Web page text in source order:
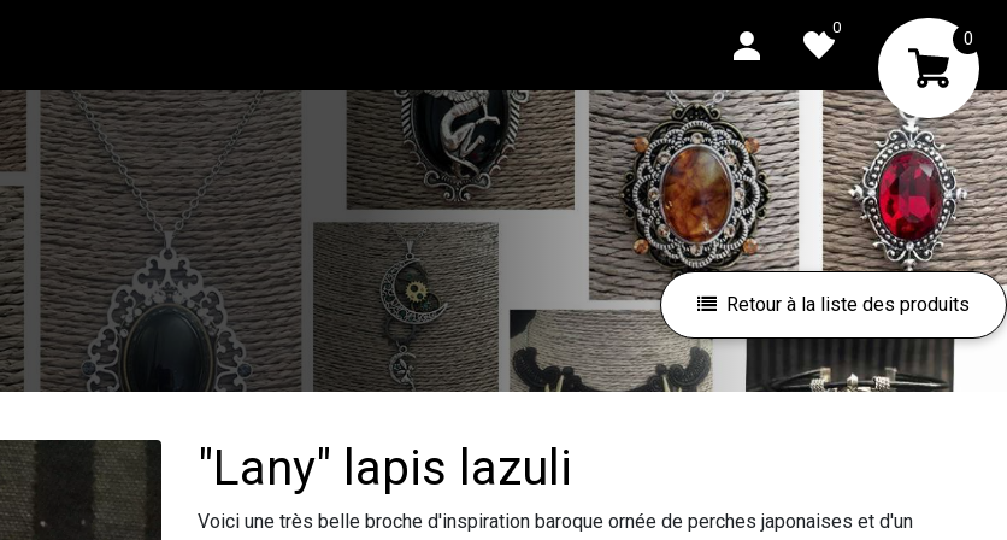
0
0
Retour à la liste des produits
"Lany" lapis lazuli
Voici une très belle broche d'inspiration baroque ornée de perches japonaises et d'un